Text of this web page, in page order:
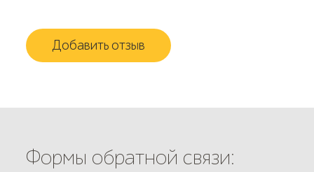
Добавить отзыв
Формы обратной связи: